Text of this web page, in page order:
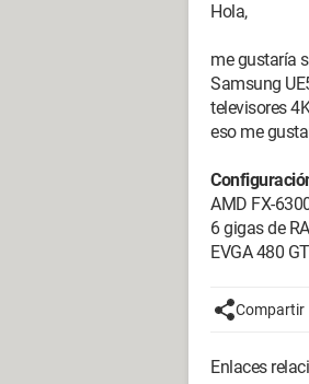
Hola,
me gustaría
Samsung
televisores
eso me
AMD FX-
6 gigas de
EVGA 480
Compartir
Enlaces